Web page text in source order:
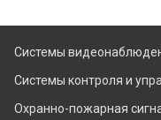
Системы
Системы контроля и
Охранно-пожарная